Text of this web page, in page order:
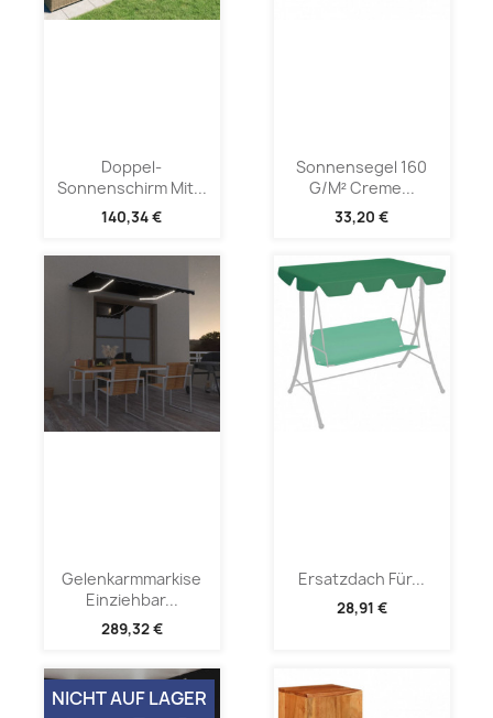
Doppel-
Sonnenschirm Mit...
140,34 €
Sonnensegel 160
G/m² Creme...
33,20 €
Gelenkarmmarkise
Einziehbar...
289,32 €
Ersatzdach Für...
28,91 €
NICHT AUF LAGER